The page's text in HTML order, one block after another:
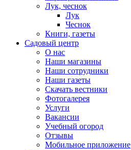
Лук, чеснок
Лук
Чеснок
Книги, газеты
Садовый центр
О нас
Наши магазины
Наши сотрудники
Наши газеты
Скачать вестники
Фотогалерея
Услуги
Вакансии
Учебный огород
Отзывы
Мобильное приложение